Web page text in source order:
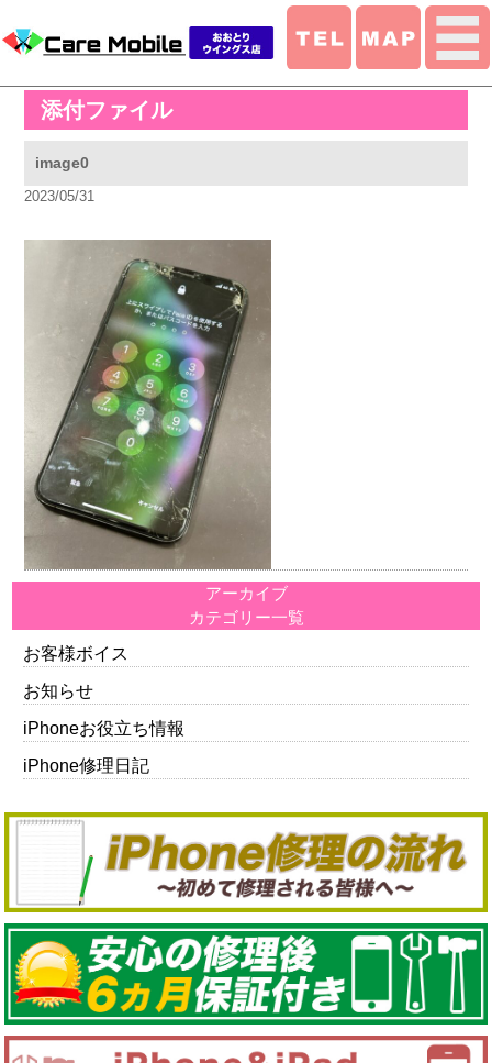
添付ファイル
image0
2023/05/31
アーカイブ
カテゴリー一覧
お客様ボイス
お知らせ
iPhoneお役立ち情報
iPhone修理日記